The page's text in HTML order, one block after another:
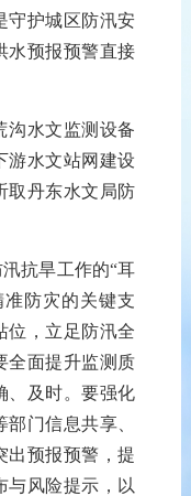
守护城区防汛安
水预报预警直接
沟水文监测设备
游水文站网建设
取丹东水文局防
抗旱工作的“耳
准防灾的关键支
位，立足防汛全
全面提升监测质
、及时。要强化
部门信息共享
出预报预警 ，提
与风险提示 ，以